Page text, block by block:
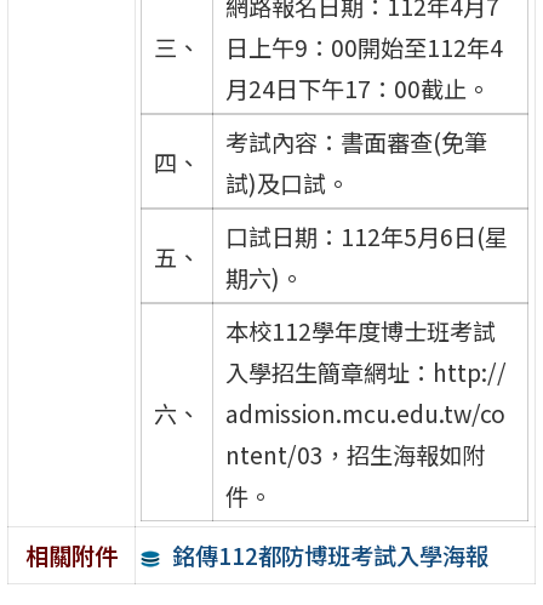
三、
日上午9：00開始至112年4
月24日下午17：00截止。
四、
考試內容：書面審查(免筆
試)及口試。
五、
口試日期：112年5月6日(星
期六)。
六、
本校112學年度博士班考試
入學招生簡章網址：http://
admission.mcu.edu.tw/co
ntent/03，招生海報如附
件。
相關附件
銘傳112都防博班考試入學海報